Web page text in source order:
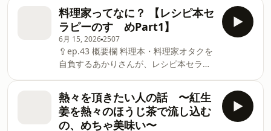
り返り/フルグラ
レシピはやっぱりお米が止まらない/野菜
を美味しく食べたいなら？/文章が美味し
い/ちょっとずつハマっていく、沼な料
理/パーソナルマッ 🦀メッセージ／シャ
ニカマなエピソードや番組の感想を募集
中！
https://enq.shueisha.co.jp/shueishavox?
uecfcode=enq-geu2a7-19 🥢公式X／更
新情報やあかりさんの選ぶ #シ
さんと、料理に悩んだ時に読んで欲しい
料理家さんを熱く解説します！ 🍳おもな
内容 全員聞いて！/みんなのQOL向上に
役立つはず/みんながみんな長谷川あかり
のレシピを美味しいと言うはずがない
（断言）/そうです、セロリです/前段の
要約/合理的かつ丁寧な生活をしているよ
うに感じられるレシピで現代人の悩みを
救うのがチーム有賀/雑誌にもSNSにもレ
シピを出しているすごい先生：有賀薫師
料理家ってなに？ 【レシピ本セ
ラピーのすゝめPart1】
6月 15, 20262507
🥄ep.43 概要欄 料理本・料理家オタクを
自負するあかりさんが、レシピ本セラピ
エピソード9で出た”レシピ本セラピー”/
コンセプトって大事！/自分で検索条件を
考えるのって意外に危険/本当に自分が食
べたいものを知るには紙のレシピ本がい
熱々を頂きたい人の話 〜紅生
姜を熱々のほうじ茶で流し込む
の、めちゃ美味い〜